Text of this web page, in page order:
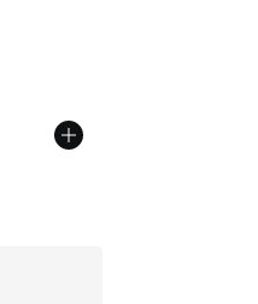
ist von € 44,99 auf €